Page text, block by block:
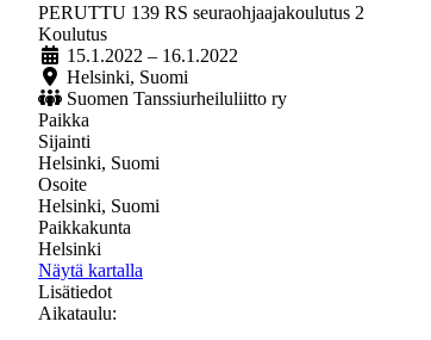
PERUTTU 139 RS seuraohjaajakoulutus 2
Koulutus
15.1.2022 – 16.1.2022
Helsinki, Suomi
Suomen Tanssiurheiluliitto ry
Paikka
Sijainti
Helsinki, Suomi
Osoite
Helsinki, Suomi
Paikkakunta
Helsinki
Näytä kartalla
Lisätiedot
Aikataulu: